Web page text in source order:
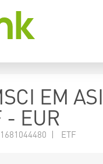
EM
- EUR
| ETF